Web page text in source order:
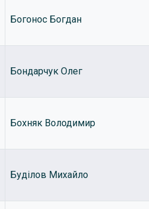
Богонос Богдан
Бондарчук Олег
Бохняк Володимир
Буділов Михайло